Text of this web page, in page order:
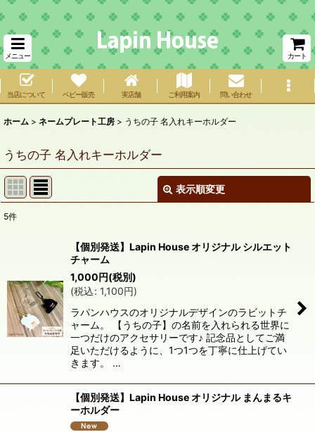
メニュー カート
当店について ベビー販売 実店舗 ご利用案内 問い合わせ
ホーム > ネームプレート工房 > うちの子 名入れキーホルダー
うちの子 名入れキーホルダー
表示順変更
並び順:
絞り込む
5件
【個別発送】Lapin House オリジナル シルエット
チャーム
1,000円(税別)
(税込: 1,100円)
ラパンハウスのオリジナルデザインのラビットチ
ャーム。 【うちの子】の名前を入れられる世界に
一つだけのアクセサリーです♪ 記念品としてご満
足いただけるように、1つ1つを丁寧に仕上げてい
きます。 …
【個別発送】Lapin House オリジナル まんまるキ
ーホルダー